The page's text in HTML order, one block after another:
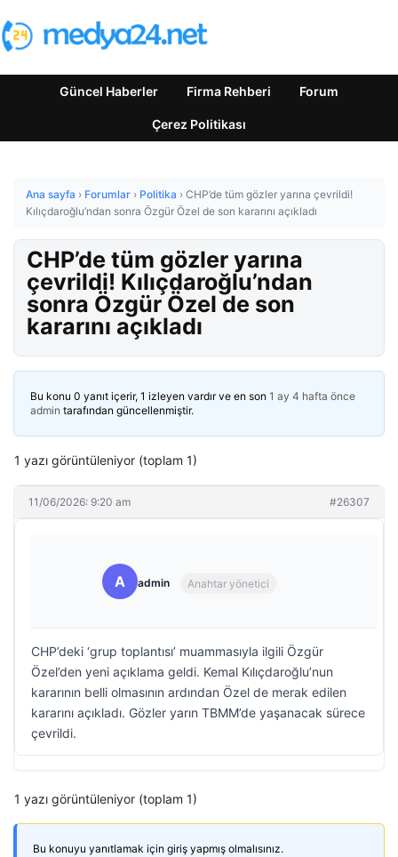
Güncel Haberler Firma Rehberi Forum
Çerez Politikası
Ana sayfa › Forumlar › Politika › CHP’de tüm gözler yarına çevrildi!
Kılıçdaroğlu’ndan sonra Özgür Özel de son kararını açıkladı
CHP’de tüm gözler yarına
çevrildi! Kılıçdaroğlu’ndan
sonra Özgür Özel de son
kararını açıkladı
Bu konu 0 yanıt içerir, 1 izleyen vardır ve en son 1 ay 4 hafta önce
admin tarafından güncellenmiştir.
1 yazı görüntüleniyor (toplam 1)
11/06/2026: 9:20 am #26307
A admin Anahtar yönetici
CHP’deki ‘grup toplantısı’ muammasıyla ilgili Özgür
Özel’den yeni açıklama geldi. Kemal Kılıçdaroğlu’nun
kararının belli olmasının ardından Özel de merak edilen
kararını açıkladı. Gözler yarın TBMM’de yaşanacak sürece
çevrildi.
1 yazı görüntüleniyor (toplam 1)
Bu konuyu yanıtlamak için giriş yapmış olmalısınız.